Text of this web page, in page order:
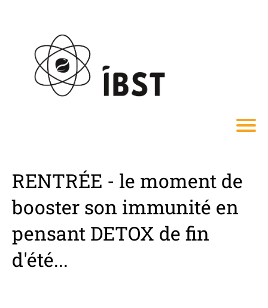
RENTRÉE - le moment de
booster son immunité en
pensant DETOX de fin
d'été...